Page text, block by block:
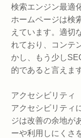
検索エンジン最適
ホームページは検
えています。適切
れており、コンテ
かし、もう少し
的であると言えま
アクセシビリティ
アクセシビリティ
ジは改善の余地が
ーや利用しにくさ